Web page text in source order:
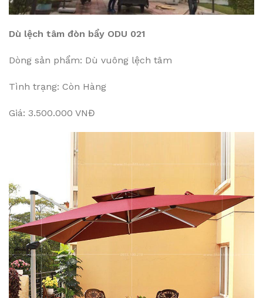
Dù lệch tâm đòn bẩy ODU 021
Dòng sản phẩm: Dù vuông lệch tâm
Tình trạng: Còn Hàng
Giá: 3.500.000 VNĐ